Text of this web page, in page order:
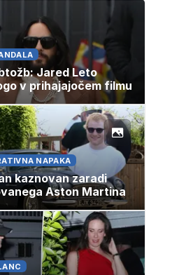
Jared Leto
v prihajajočem filmu
NAPAKA
kaznovan zaradi
Aston Martina